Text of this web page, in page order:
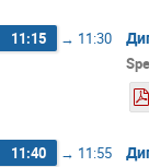
11:15 → 11:30
11:40 → 11:55